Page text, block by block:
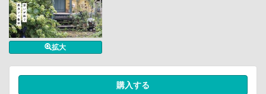
拡大
購入する